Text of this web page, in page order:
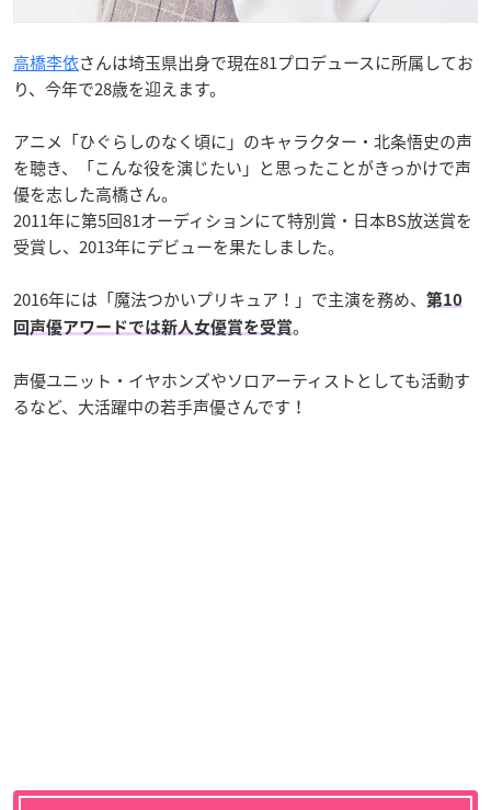
高橋李依さんは埼玉県出身で現在81プロデュースに所属してお
り、今年で28歳を迎えます。
アニメ「ひぐらしのなく頃に」のキャラクター・北条悟史の声
を聴き、「こんな役を演じたい」と思ったことがきっかけで声
優を志した高橋さん。
2011年に第5回81オーディションにて特別賞・日本BS放送賞を
受賞し、2013年にデビューを果たしました。
2016年には「魔法つかいプリキュア！」で主演を務め、
第10
回声優アワードでは新人女優賞を受賞。
声優ユニット・イヤホンズやソロアーティストとしても活動す
るなど、大活躍中の若手声優さんです！